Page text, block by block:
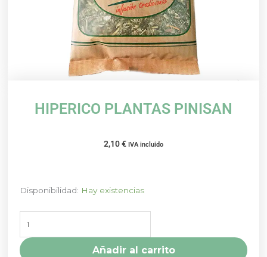
HIPERICO PLANTAS PINISAN
2,10€ IVA incluido
Disponibilidad: Hay existencias
HIPERICO
cantidad
Añadir al carrito